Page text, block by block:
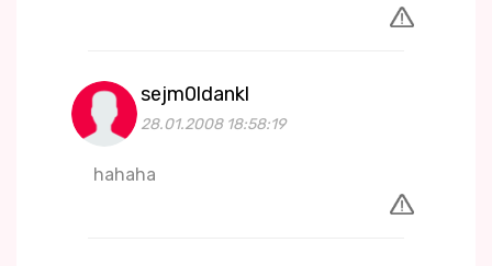
sejm0ldankl
28.01.2008 18:58:19
hahaha